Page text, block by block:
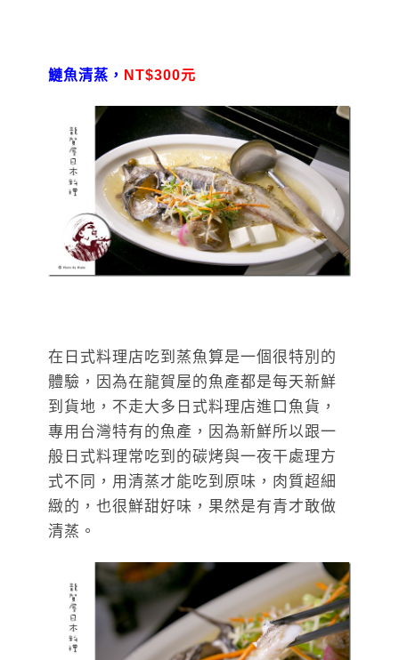
鰱魚清蒸， NT$300元
在日式料理店吃到蒸魚算是一個很特別的
體驗，因為在龍賀屋的魚產都是每天新鮮
到貨地，不走大多日式料理店進口魚貨，
專用台灣特有的魚產，因為新鮮所以跟一
般日式料理常吃到的碳烤與一夜干處理方
式不同，用清蒸才能吃到原味，肉質超細
緻的，也很鮮甜好味，果然是有青才敢做
清蒸。